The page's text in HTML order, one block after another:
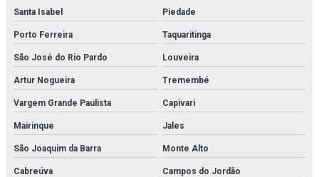
Santa Isabel Piedade
Porto Ferreira Taquaritinga
São José do Rio Pardo Louveira
Artur Nogueira Tremembé
Vargem Grande Paulista Capivari
Mairinque Jales
São Joaquim da Barra Monte Alto
Cabreúva Campos do Jordão